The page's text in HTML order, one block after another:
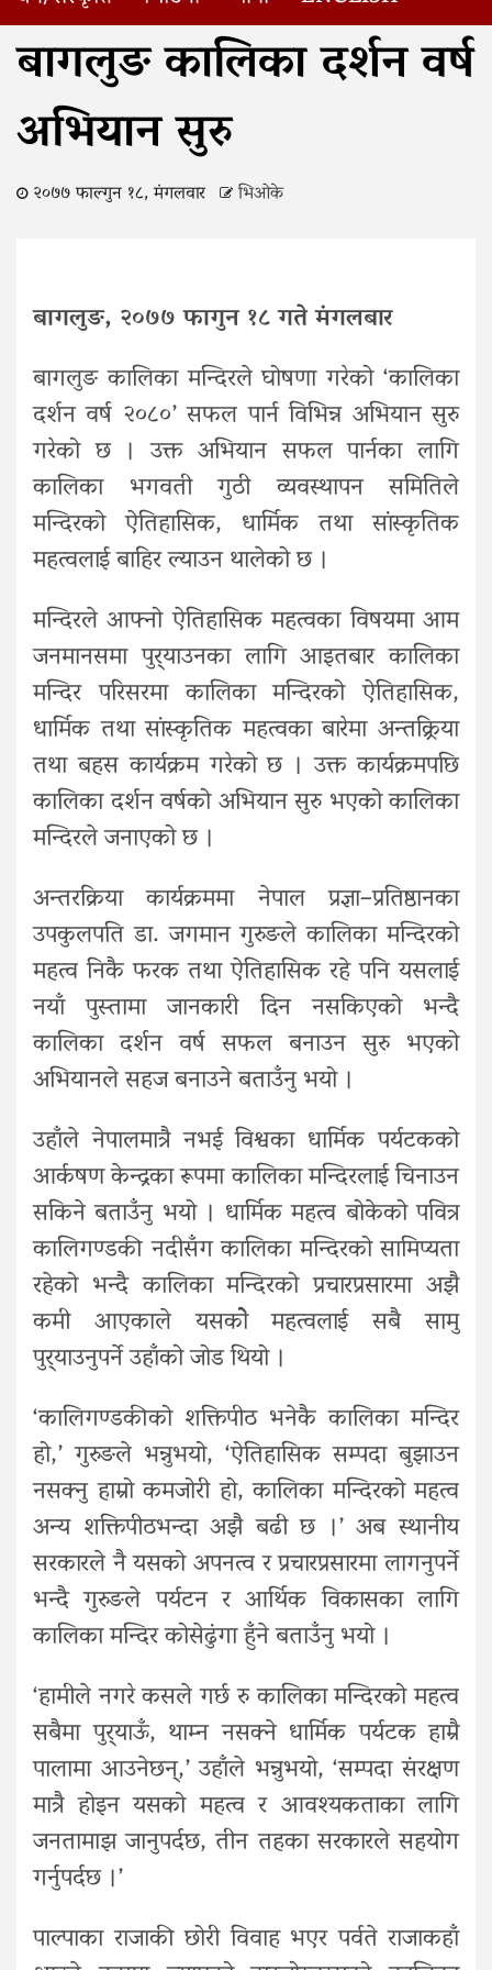
बागलुङ कालिका दर्शन वर्ष
अभियान सुरु
२०७७ फाल्गुन १८, मंगलवार भिओके
बागलुङ, २०७७ फागुन १८ गते मंगलबार
बागलुङ कालिका मन्दिरले घोषणा गरेको ‘कालिका
दर्शन वर्ष २०८०’ सफल पार्न विभिन्न अभियान सुरु
गरेको छ । उक्त अभियान सफल पार्नका लागि
कालिका भगवती गुठी व्यवस्थापन समितिले
मन्दिरको ऐतिहासिक, धार्मिक तथा सांस्कृतिक
महत्वलाई बाहिर ल्याउन थालेको छ ।
मन्दिरले आफ्नो ऐतिहासिक महत्वका विषयमा आम
जनमानसमा पुर्‍याउनका लागि आइतबार कालिका
मन्दिर परिसरमा कालिका मन्दिरको ऐतिहासिक,
धार्मिक तथा सांस्कृतिक महत्वका बारेमा अन्तक्र्रिया
तथा बहस कार्यक्रम गरेको छ । उक्त कार्यक्रमपछि
कालिका दर्शन वर्षको अभियान सुरु भएको कालिका
मन्दिरले जनाएको छ ।
अन्तरक्रिया कार्यक्रममा नेपाल प्रज्ञा–प्रतिष्ठानका
उपकुलपति डा. जगमान गुरुङले कालिका मन्दिरको
महत्व निकै फरक तथा ऐतिहासिक रहे पनि यसलाई
नयाँ पुस्तामा जानकारी दिन नसकिएको भन्दै
कालिका दर्शन वर्ष सफल बनाउन सुरु भएको
अभियानले सहज बनाउने बताउँनु भयो ।
उहाँले नेपालमात्रै नभई विश्वका धार्मिक पर्यटकको
आर्कषण केन्द्रका रूपमा कालिका मन्दिरलाई चिनाउन
सकिने बताउँनु भयो । धार्मिक महत्व बोकेको पवित्र
कालिगण्डकी नदीसँग कालिका मन्दिरको सामिप्यता
रहेको भन्दै कालिका मन्दिरको प्रचारप्रसारमा अझै
कमी आएकाले यसकोे महत्वलाई सबै सामु
पुर्‍याउनुपर्ने उहाँको जोड थियो ।
‘कालिगण्डकीको शक्तिपीठ भनेकै कालिका मन्दिर
हो,’ गुरुङले भन्नुभयो, ‘ऐतिहासिक सम्पदा बुझाउन
नसक्नु हाम्रो कमजोरी हो, कालिका मन्दिरको महत्व
अन्य शक्तिपीठभन्दा अझै बढी छ ।’ अब स्थानीय
सरकारले नै यसको अपनत्व र प्रचारप्रसारमा लागनुपर्ने
भन्दै गुरुङले पर्यटन र आर्थिक विकासका लागि
कालिका मन्दिर कोसेढुंगा हुँने बताउँनु भयो ।
‘हामीले नगरे कसले गर्छ रु कालिका मन्दिरको महत्व
सबैमा पुर्‍याऊँ, थाम्न नसक्ने धार्मिक पर्यटक हाम्रै
पालामा आउनेछन्,’ उहाँले भन्नुभयो, ‘सम्पदा संरक्षण
मात्रै होइन यसको महत्व र आवश्यकताका लागि
जनतामाझ जानुपर्दछ, तीन तहका सरकारले सहयोग
गर्नुपर्दछ ।’
पाल्पाका राजाकी छोरी विवाह भएर पर्वते राजाकहाँ